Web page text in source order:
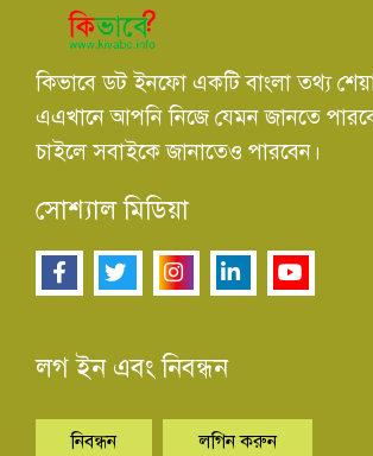
কিভাবে ডট ইনফো একটি বাংলা তথ্য
এএখানে আপনি নিজে যেমন জানতে
চাইলে সবাইকে জানাতেও পারবেন।
সোশ্যাল মিডিয়া
লগ ইন এবং নিবন্ধন
নিবন্ধন লগিন করুন